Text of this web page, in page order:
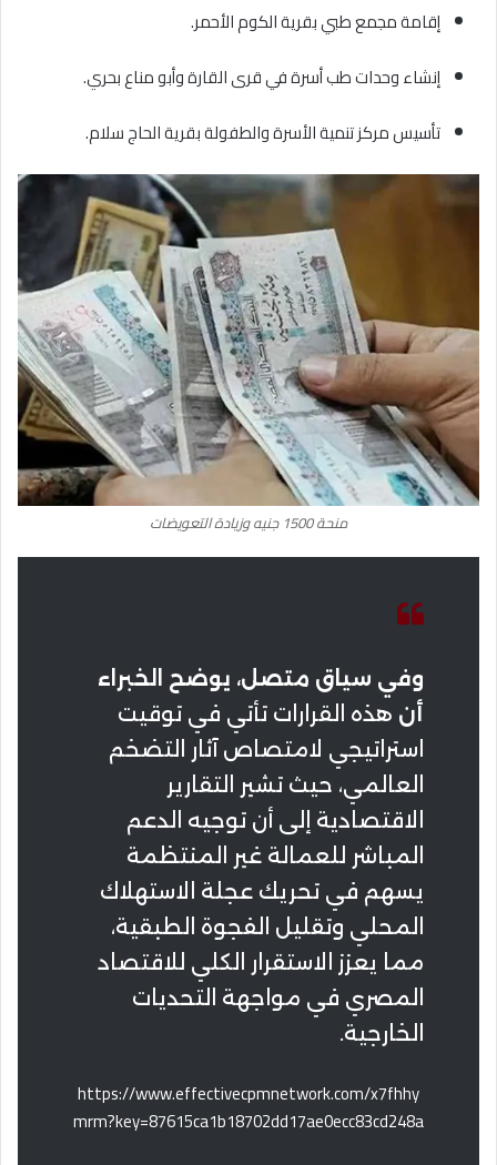
إقامة مجمع طبي بقرية الكوم الأحمر.
إنشاء وحدات طب أسرة في قرى القارة وأبو مناع بحري.
تأسيس مركز تنمية الأسرة والطفولة بقرية الحاج سلام.
منحة 1500 جنيه وزيادة التعويضات
وفي سياق متصل، يوضح الخبراء
أن هذه القرارات تأتي في توقيت
استراتيجي لامتصاص آثار التضخم
العالمي، حيث تشير التقارير
الاقتصادية إلى أن توجيه الدعم
المباشر للعمالة غير المنتظمة
يسهم في تحريك عجلة الاستهلاك
المحلي وتقليل الفجوة الطبقية،
مما يعزز الاستقرار الكلي للاقتصاد
المصري في مواجهة التحديات
الخارجية.
https://www.effectivecpmnetwork.com/x7fhhy
mrm?key=87615ca1b18702dd17ae0ecc83cd248a